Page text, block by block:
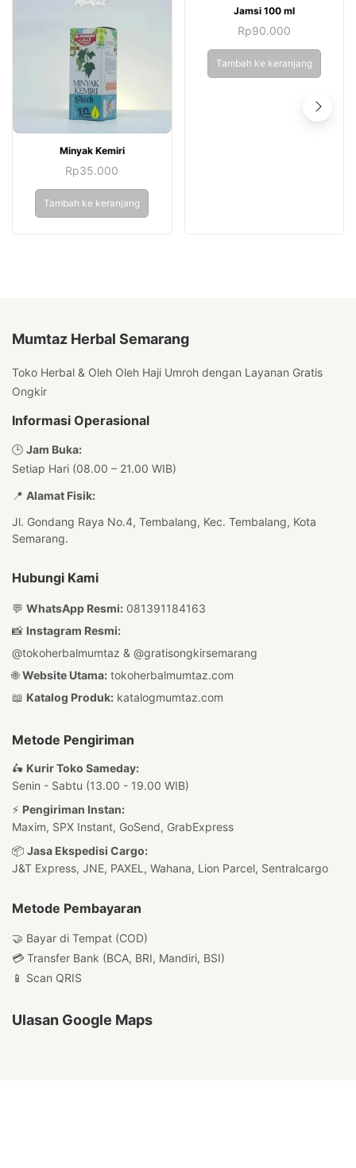
Minyak Kemiri
Rp35.000
Tambah ke keranjang
Jamsi 100 ml
Rp90.000
Tambah ke keranjang
Mumtaz Herbal Semarang
Toko Herbal & Oleh Oleh Haji Umroh dengan Layanan Gratis
Ongkir
Informasi Operasional
🕒 Jam Buka:
Setiap Hari (08.00 – 21.00 WIB)
📍 Alamat Fisik:
Jl. Gondang Raya No.4, Tembalang, Kec. Tembalang, Kota
Semarang.
Hubungi Kami
💬 WhatsApp Resmi: 081391184163
📸 Instagram Resmi:
@tokoherbalmumtaz & @gratisongkirsemarang
🌐Website Utama: tokoherbalmumtaz.com
📖 Katalog Produk: katalogmumtaz.com
Metode Pengiriman
🛵 Kurir Toko Sameday:
Senin - Sabtu (13.00 - 19.00 WIB)
⚡ Pengiriman Instan:
Maxim, SPX Instant, GoSend, GrabExpress
📦 Jasa Ekspedisi Cargo:
J&T Express, JNE, PAXEL, Wahana, Lion Parcel, Sentralcargo
Metode Pembayaran
🤝 Bayar di Tempat (COD)
💳 Transfer Bank (BCA, BRI, Mandiri, BSI)
📱 Scan QRIS
Ulasan Google Maps